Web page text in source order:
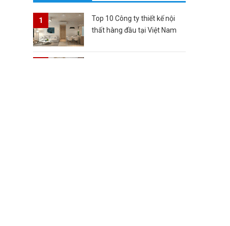
Top 10 Công ty thiết kế nội
thất hàng đầu tại Việt Nam